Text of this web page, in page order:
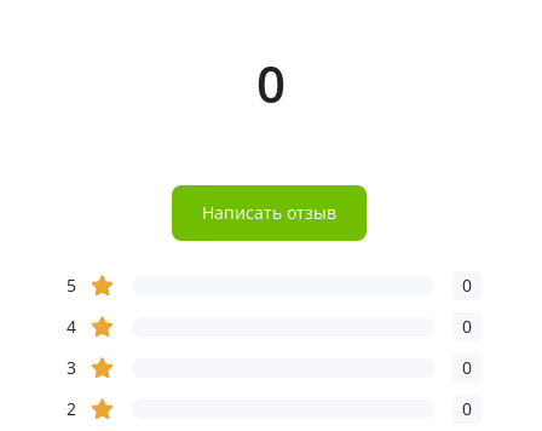
0
Написать отзыв
5
0
4
0
3
0
2
0